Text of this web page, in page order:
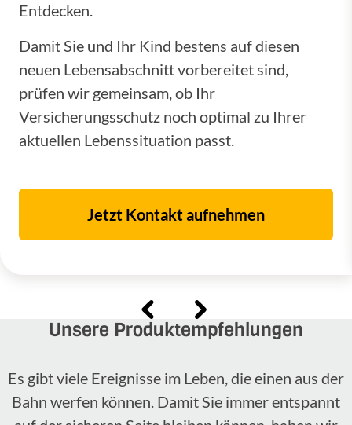
Entdecken.
Damit Sie und Ihr Kind bestens auf diesen
neuen Lebensabschnitt vorbereitet sind,
prüfen wir gemeinsam, ob Ihr
Versicherungsschutz noch optimal zu Ihrer
aktuellen Lebenssituation passt.
Jetzt Kontakt aufnehmen
Unsere Produktempfehlungen
Es gibt viele Ereignisse im Leben, die einen aus der
Bahn werfen können. Damit Sie immer entspannt